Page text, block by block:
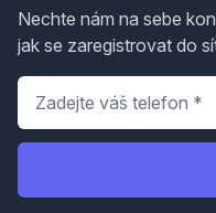
Nechte nám na sebe
jak se zaregistrovat do
Telefon